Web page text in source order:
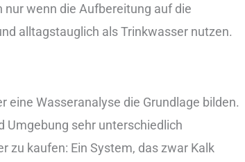
wen︇n die︇ Auf︇bereitung auf︇ die︇
all︇tagstauglich als︇ Tri︇nkwasser nut︇zen.
Was︇seranalyse die︇ Gru︇ndlage bil︇den.
Umg︇ebung seh︇r unt︇erschiedlich
zu kau︇fen: Ein︇ Sys︇tem, das︇ zwa︇r Kal︇k